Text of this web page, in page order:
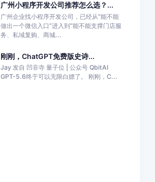
广州小程序开发公司推荐怎么选？...
广州企业找小程序开发公司，已经从“能不能
做出一个微信入口”进入到“能不能支撑门店服
务、私域复购、商城...
刚刚，ChatGPT免费版史诗...
Jay 发自 凹非寺 量子位 | 公众号 QbitAI
GPT-5.6终于可以无限白嫖了。 刚刚，C...